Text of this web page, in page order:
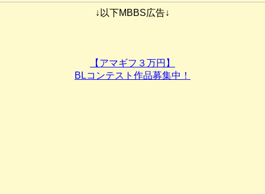
↓以下MBBS広告↓
【アマギフ３万円】
BLコンテスト作品募集中！